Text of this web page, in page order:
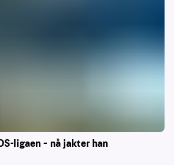
ligaen – nå jakter han